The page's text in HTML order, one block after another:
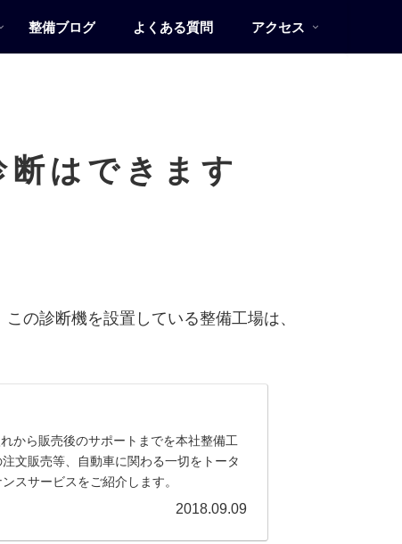
整備ブログ よくある質問 アクセス
はできます
の診断機を設置している整備工場は、
から販売後のサポートまでを本社整備工
文販売等、自動車に関わる一切をトータ
スサービスをご紹介します。
2018.09.09